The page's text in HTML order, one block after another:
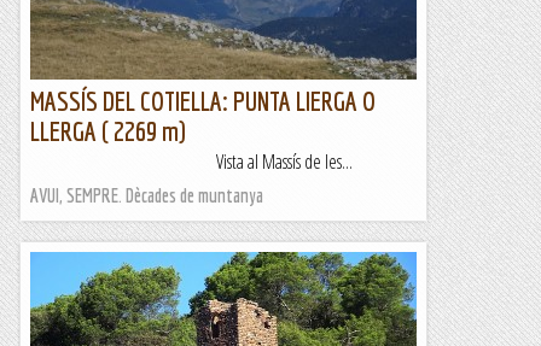
MASSÍS DEL COTIELLA: PUNTA LIERGA O
LLERGA ( 2269 m)
Vista al Massís de les...
AVUI, SEMPRE. Dècades de muntanya